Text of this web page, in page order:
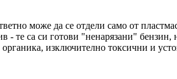
може да се отдели само от
- те са си готови "ненарязани" бензин,
изключително токсични и